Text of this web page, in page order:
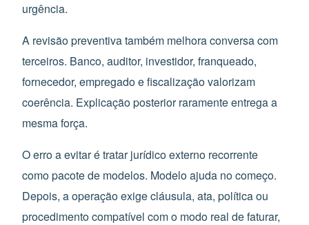
urgência.
A revisão preventiva também melhora conversa com
terceiros. Banco, auditor, investidor, franqueado,
fornecedor, empregado e fiscalização valorizam
coerência. Explicação posterior raramente entrega a
mesma força.
O erro a evitar é tratar jurídico externo recorrente
como pacote de modelos. Modelo ajuda no começo.
Depois, a operação exige cláusula, ata, política ou
procedimento compatível com o modo real de faturar,